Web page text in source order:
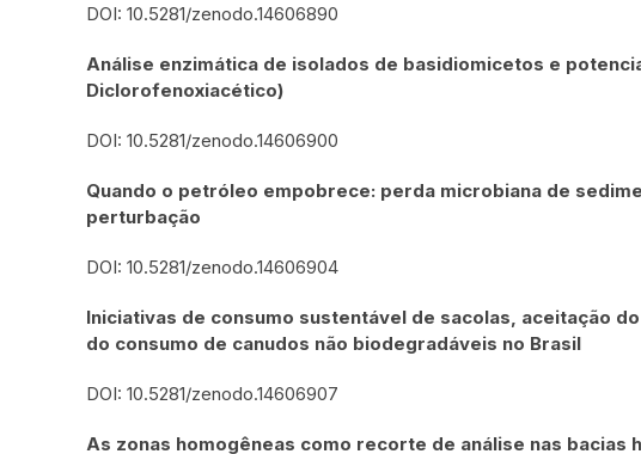
DOI: 10.5281/zenodo.14606890
Análise enzimática de isolados de basidiomicetos e
Diclorofenoxiacético)
DOI: 10.5281/zenodo.14606900
Quando o petróleo empobrece: perda microbiana de
perturbação
DOI: 10.5281/zenodo.14606904
Iniciativas de consumo sustentável de sacolas, aceitação
do consumo de canudos não biodegradáveis no Brasil
DOI: 10.5281/zenodo.14606907
As zonas homogêneas como recorte de análise nas